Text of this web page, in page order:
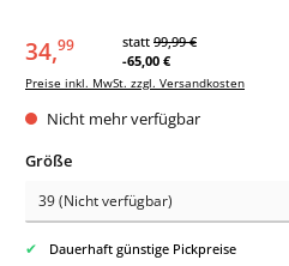
34,99 statt 99,99 €
-65,00 €
Preise inkl. MwSt. zzgl. Versandkosten
Nicht mehr verfügbar
Größeauswählen
✔ Dauerhaft günstige Pickpreise